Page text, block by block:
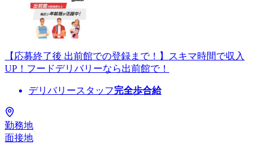
【応募終了後 出前館での登録まで！】スキマ時間で収入
UP！フードデリバリーなら出前館で！
デリバリースタッフ完全歩合給
勤務地
面接地